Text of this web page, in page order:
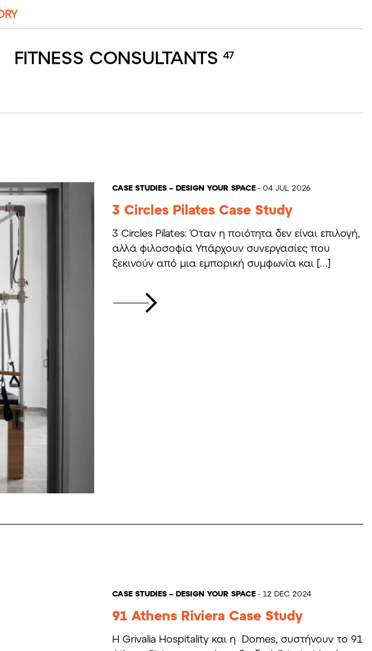
FITNESS CONSULTANTS 47
CASE STUDIES – DESIGN YOUR SPACE - 04 JUL 2026
3 Circles Pilates Case Study
3 Circles Pilates: Όταν η ποιότητα δεν είναι επιλογή,
αλλά φιλοσοφία Υπάρχουν συνεργασίες που
ξεκινούν από μια εμπορική συμφωνία και […]
CASE STUDIES – DESIGN YOUR SPACE - 12 DEC 2024
91 Athens Riviera Case Study
Η Grivalia Hospitality και η Domes, συστήνουν το 91